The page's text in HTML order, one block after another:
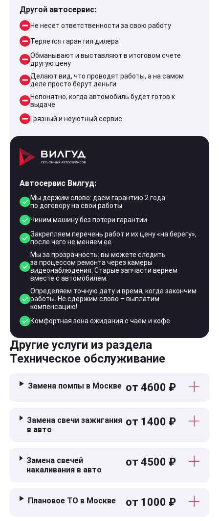
Другой автосервис:
Не несет ответственности за свою работу
Теряется гарантия дилера
Обманывают и выставляют в итоговом счете
другую цену
Делают вид, что проводят работы, а на самом
деле просто берут деньги
Непонятно, когда автомобиль будет готов к
выдаче
Грязный и неуютный сервис
Автосервис Вилгуд:
Мы держим слово: даем гарантию 2 года
по договору на свои работы
Чиним машину без потери гарантии
Закрепляем перечень работ и их цену «на берегу»,
после чего не меняем ее
Мы за прозрачность: вы можете следить
за процессом ремонта через камеры
видеонаблюдения. Старые запчасти вернем
вместе с автомобилем.
Определяем точную дату и время, когда закончим
работы. Не сдержим слово – выплатим
компенсацию!
Комфортная зона ожидания с чаем и кофе
Другие услуги из раздела
Техническое обслуживание
Замена помпы в Москве от 4600 ₽
Замена свечи зажигания
в авто
от 1400 ₽
Замена свечей
накаливания в авто
от 4500 ₽
Плановое ТО в Москве от 1000 ₽